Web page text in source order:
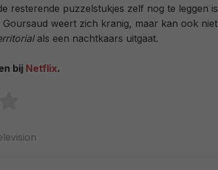
resterende puzzelstukjes zelf nog te leggen is
Goursaud weert zich kranig, maar kan ook niet
als een nachtkaars uitgaat.
bij Netflix.